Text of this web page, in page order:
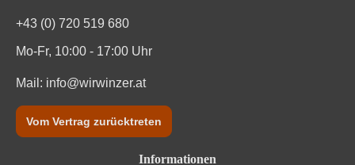
Weinart
+43 (0) 720 519 680
Mo-Fr, 10:00 - 17:00 Uhr
Mail: info@wirwinzer.at
Vom Vertrag zurücktreten
Informationen